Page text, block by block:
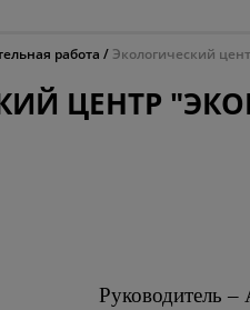
работа Экологический
ЦЕНТР
Руководитель –